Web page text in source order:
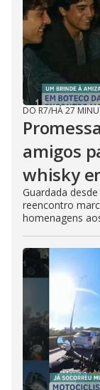
DO R7/HÁ 27
amigos
whisky
Guardada
reencontro
homenagens